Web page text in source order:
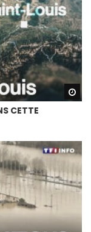
CETTE